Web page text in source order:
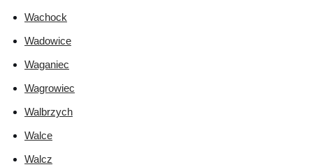
Wachock
Wadowice
Waganiec
Wagrowiec
Walbrzych
Walce
Walcz